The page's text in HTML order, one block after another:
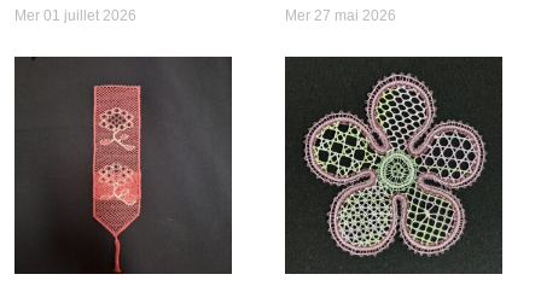
Mer 01 juillet 2026 Mer 27 mai 2026